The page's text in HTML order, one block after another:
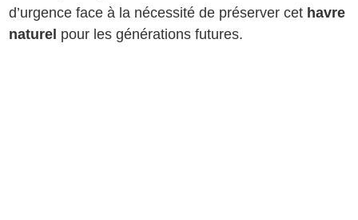
d’urgence face à la nécessité de préserver cet havre
naturel pour les générations futures.